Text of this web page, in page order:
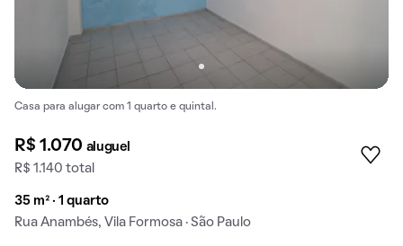
Casa para alugar com 1 quarto e quintal.
R$ 1.070 aluguel
R$ 1.140 total
35 m² · 1 quarto
Rua Anambés, Vila Formosa · São Paulo